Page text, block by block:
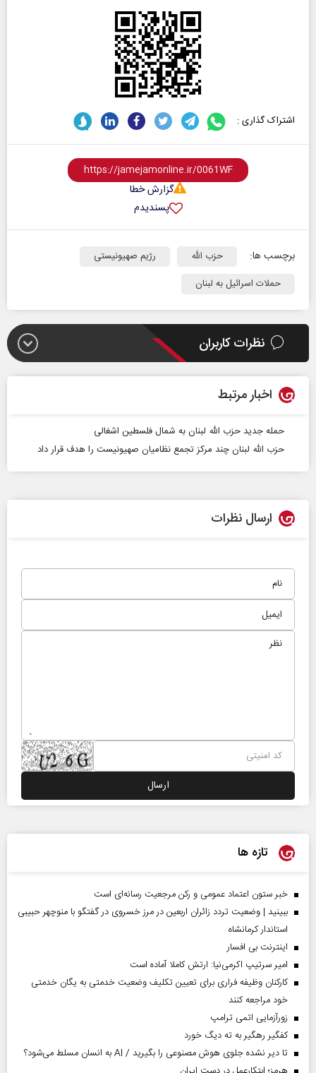
اشتراک گذاری :
گزارش خطا
پسندیدم
برچسب ها: حزب الله
رژیم صهیونیستی
حملات اسرائیل به لبنان
نظرات کاربران
اخبار مرتبط
حمله جدید حزب الله لبنان به شمال فلسطین اشغالی
حزب‌ الله لبنان چند مرکز تجمع نظامیان صهیونیست را هدف قرار داد
ارسال نظرات
تازه ها
خبر ستون اعتماد عمومی و رکن مرجعیت رسانه‌ای است
ببینید | وضعیت تردد زائران اربعین در مرز خسروی در گفتگو با منوچهر حبیبی
استاندار کرمانشاه
اینترنت بی افسار
امیر سرتیپ اکرمی‌نیا: ارتش کاملا آماده است
کارکنان وظیفه فراری برای تعیین تکلیف وضعیت خدمتی به یگان خدمتی
خود مراجعه کنند
زورآزمایی اتمی ترامپ
کفگیر رهگیر به ته دیگ خورد
تا دیر نشده جلوی هوش مصنوعی را بگیرید / AI به انسان مسلط می‌شود؟